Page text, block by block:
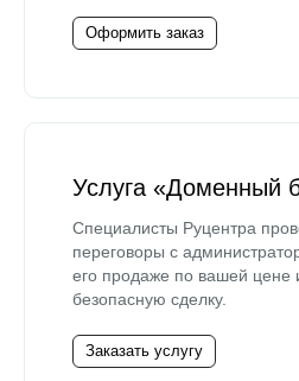
Оформить заказ
Услуга «Доменный
Специалисты Руцентра
переговоры с
его продаже по вашей цене
безопасную сделку.
Заказать услугу